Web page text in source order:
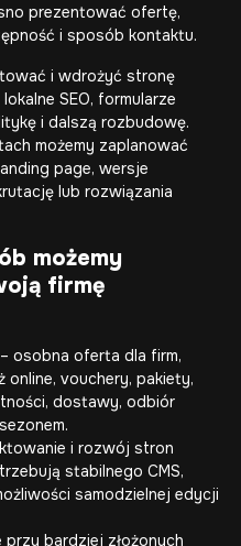
prezentować ofertę,
i sposób kontaktu.
i wdrożyć stronę
SEO, formularze
i dalszą rozbudowę.
możemy zaplanować
page, wersje
lub rozwiązania
możemy
firmę
– osobna oferta dla firm,
vouchery, pakiety,
dostawy, odbiór
i rozwój stron
stabilnego CMS,
samodzielnej edycji
przy bardziej złożonych